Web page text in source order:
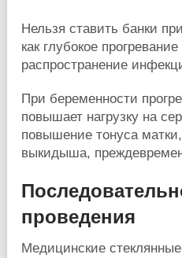
Нельзя ставить банки при
как глубокое
распространение
При беременности
повышает нагрузку на
повышение тонуса
выкидыша,
проведения
Медицинские